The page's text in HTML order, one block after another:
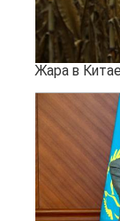
Жара в